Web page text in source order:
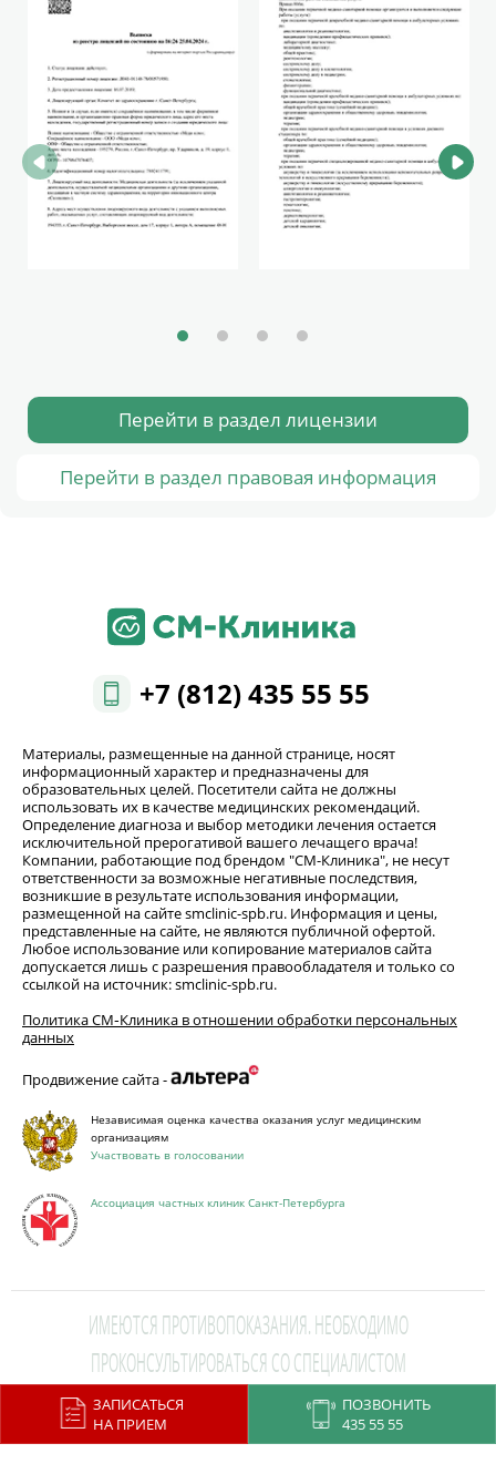
ЗАПИСАТЬСЯ
НА ПРИЕМ
ПОЗВОНИТЬ
435 55 55
Перейти в раздел лицензии
Перейти в раздел правовая информация
+7 (812) 435 55 55
Материалы, размещенные на данной странице, носят
информационный характер и предназначены для
образовательных целей. Посетители сайта не должны
использовать их в качестве медицинских рекомендаций.
Определение диагноза и выбор методики лечения остается
исключительной прерогативой вашего лечащего врача!
Компании, работающие под брендом "СМ-Клиника", не несут
ответственности за возможные негативные последствия,
возникшие в результате использования информации,
размещенной на сайте smclinic-spb.ru. Информация и цены,
представленные на сайте, не являются публичной офертой.
Любое использование или копирование материалов сайта
допускается лишь с разрешения правообладателя и только со
ссылкой на источник: smclinic-spb.ru.
Политика СМ‑Клиника в отношении обработки персональных
данных
Продвижение сайта -
Независимая оценка качества оказания услуг медицинским
организациям
Участвовать в голосовании
Ассоциация частных клиник Санкт-Петербурга
ИМЕЮТСЯ ПРОТИВОПОКАЗАНИЯ. НЕОБХОДИМО
ПРОКОНСУЛЬТИРОВАТЬСЯ СО СПЕЦИАЛИСТОМ
This site is protected by reCAPTCHA and the GooglePrivacy Policy
Terms of Serviceapply.